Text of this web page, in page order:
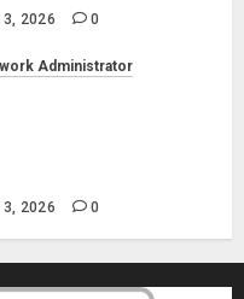
3, 2026 0
Administrator
3, 2026 0